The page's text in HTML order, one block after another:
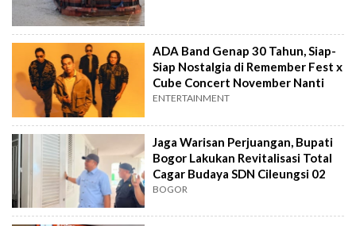
ADA Band Genap 30 Tahun, Siap-
Siap Nostalgia di Remember Fest x
Cube Concert November Nanti
ENTERTAINMENT
Jaga Warisan Perjuangan, Bupati
Bogor Lakukan Revitalisasi Total
Cagar Budaya SDN Cileungsi 02
BOGOR